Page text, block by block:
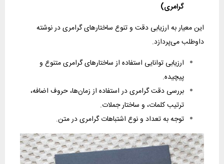
گرامری)
این معیار به ارزیابی دقت و تنوع ساختارهای گرامری در نوشته
داوطلب می‌پردازد.
ارزیابی توانایی استفاده از ساختارهای گرامری متنوع و
پیچیده.
بررسی دقت گرامری در استفاده از زمان‌ها، حروف اضافه،
ترتیب کلمات، و ساختار جملات.
توجه به تعداد و نوع اشتباهات گرامری در متن.